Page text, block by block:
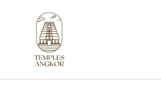
contenu